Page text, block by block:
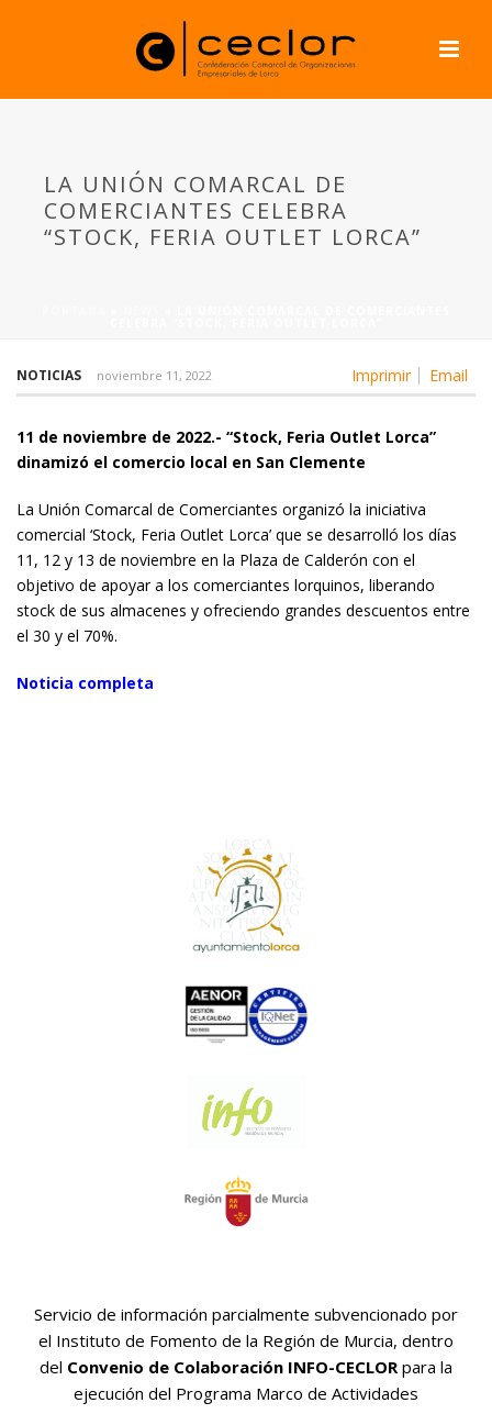
LA UNIÓN COMARCAL DE
COMERCIANTES CELEBRA
“STOCK, FERIA OUTLET LORCA”
Imprimir Email
NOTICIAS noviembre 11, 2022
11 de noviembre de 2022.- “Stock, Feria Outlet Lorca”
dinamizó el comercio local en San Clemente
La Unión Comarcal de Comerciantes organizó la iniciativa
comercial ‘Stock, Feria Outlet Lorca’ que se desarrolló los días
11, 12 y 13 de noviembre en la Plaza de Calderón con el
objetivo de apoyar a los comerciantes lorquinos, liberando
stock de sus almacenes y ofreciendo grandes descuentos entre
el 30 y el 70%.
Noticia completa
Servicio de información parcialmente subvencionado por
el Instituto de Fomento de la Región de Murcia, dentro
del Convenio de Colaboración INFO-CECLOR para la
ejecución del Programa Marco de Actividades